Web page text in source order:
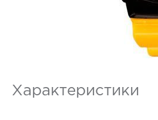
Характеристики